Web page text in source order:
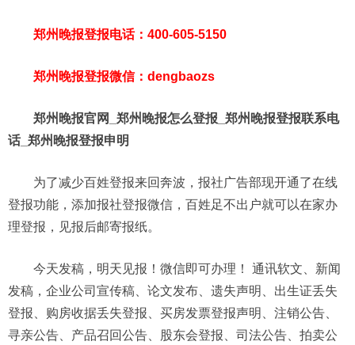
郑州晚报登报电话：400-605-5150
郑州晚报登报微信：dengbaozs
郑州晚报官网_郑州晚报怎么登报_郑州晚报登报联系电
话_郑州晚报登报申明
为了减少百姓登报来回奔波，报社广告部现开通了在线
登报功能，添加报社登报微信，百姓足不出户就可以在家办
理登报，见报后邮寄报纸。
今天发稿，明天见报！微信即可办理！ 通讯软文、新闻
发稿，企业公司宣传稿、论文发布、遗失声明、出生证丢失
登报、购房收据丢失登报、买房发票登报声明、注销公告、
寻亲公告、产品召回公告、股东会登报、司法公告、拍卖公